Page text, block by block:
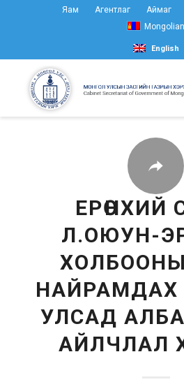
Яам Агентлаг Аймаг
Mongolian
English
ЕРӨНХИЙ
Л.ОЮУН-
НАЙРАМДАХ
УЛСАД
АЙЛЧЛАЛ